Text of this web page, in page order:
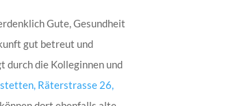
Gute, Gesundheit
gut betreut und
durch die Kolleginnen und
Räterstrasse 26,